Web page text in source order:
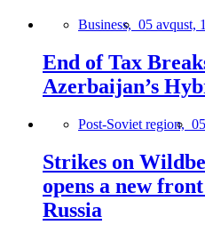
Business, 05 avqust,
End of Tax
Azerbaijan’s
Post-Soviet region,
Strikes on
opens a new
Russia